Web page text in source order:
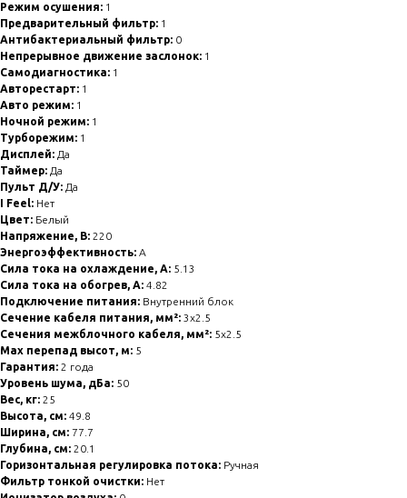
Режим осушения: 1
Предварительный фильтр: 1
Антибактериальный фильтр: 0
Непрерывное движение заслонок: 1
Самодиагностика: 1
Авторестарт: 1
Авто режим: 1
Ночной режим: 1
Турборежим: 1
Дисплей: Да
Таймер: Да
Пульт Д/У: Да
I Feel: Нет
Цвет: Белый
Напряжение, В: 220
Энергоэффективность: A
Сила тока на охлаждение, А: 5.13
Сила тока на обогрев, А: 4.82
Подключение питания: Внутренний блок
Сечение кабеля питания, мм²: 3x2.5
Сечения межблочного кабеля, мм²: 5x2.5
Max перепад высот, м: 5
Гарантия: 2 года
Уровень шума, дБа: 50
Вес, кг: 25
Высота, см: 49.8
Ширина, см: 77.7
Глубина, см: 20.1
Горизонтальная регулировка потока: Ручная
Фильтр тонкой очистки: Нет